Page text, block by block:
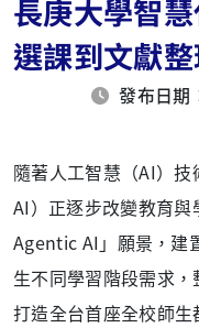
長庚大學智
選課到文獻
發布日期
隨著人工智慧（AI）
AI）正逐步改變教育
Agentic AI」願景，建
生不同學習階段需求
打造全台首座全校師生